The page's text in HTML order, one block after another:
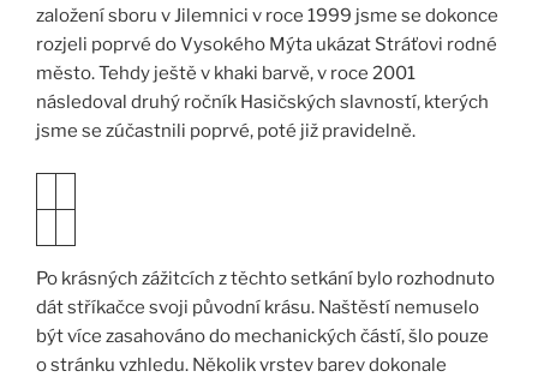
založení sboru v Jilemnici v roce 1999 jsme se dokonce
rozjeli poprvé do Vysokého Mýta ukázat Stráťovi rodné
město. Tehdy ještě v khaki barvě, v roce 2001
následoval druhý ročník Hasičských slavností, kterých
jsme se zúčastnili poprvé, poté již pravidelně.
Po krásných zážitcích z těchto setkání bylo rozhodnuto
dát stříkačce svoji původní krásu. Naštěstí nemuselo
být více zasahováno do mechanických částí, šlo pouze
o stránku vzhledu. Několik vrstev barev dokonale